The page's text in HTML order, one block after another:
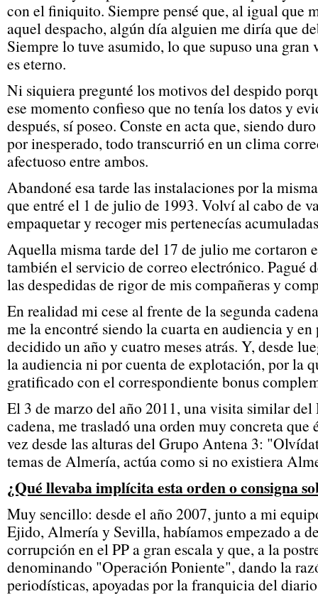
con el finiquito. Siempre pensé que, al igual que
aquel despacho, algún día alguien me diría que
Siempre lo tuve asumido, lo que supuso una gran
es eterno.
Ni siquiera pregunté los motivos del despido
ese momento confieso que no tenía los datos y
después, sí poseo. Conste en acta que, siendo
por inesperado, todo transcurrió en un clima
afectuoso entre ambos.
Abandoné esa tarde las instalaciones por la
que entré el 1 de julio de 1993. Volví al cabo de
empaquetar y recoger mis pertenecías
Aquella misma tarde del 17 de julio me cortaron
también el servicio de correo electrónico. Pagué
las despedidas de rigor de mis compañeras y
En realidad mi cese al frente de la segunda
me la encontré siendo la cuarta en audiencia y en
decidido un año y cuatro meses atrás. Y, desde
la audiencia ni por cuenta de explotación, por la
gratificado con el correspondiente bonus
El 3 de marzo del año 2011, una visita similar
cadena, me trasladó una orden muy concreta que
vez desde las alturas del Grupo Antena 3:
temas de Almería, actúa como si no existiera
¿Qué llevaba implícita esta orden o consigna
Muy sencillo: desde el año 2007, junto a mi
Ejido, Almería y Sevilla, habíamos empezado a
corrupción en el PP a gran escala y que, a la
denominando "Operación Poniente", dando la
periodísticas, apoyadas por la franquicia del